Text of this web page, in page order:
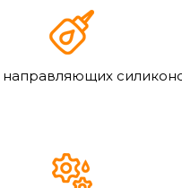
направляющих